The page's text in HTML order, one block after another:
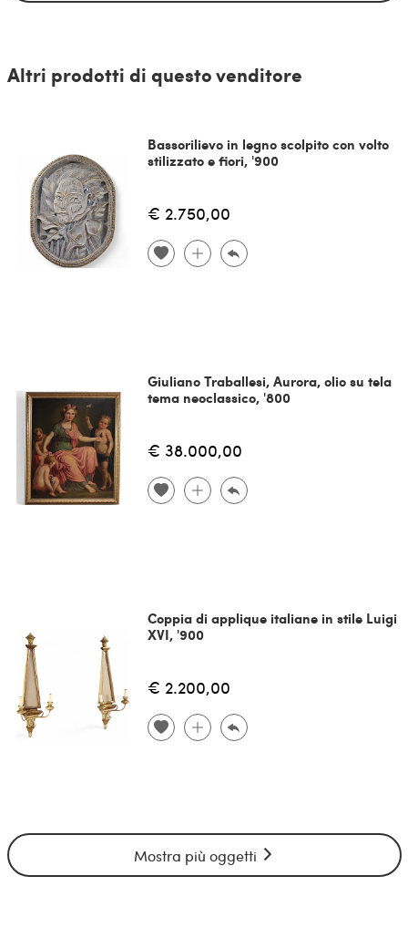
Altri prodotti di questo venditore
Bassorilievo in legno scolpito con volto
stilizzato e fiori, '900
€ 2.750,00
Giuliano Traballesi, Aurora, olio su tela
tema neoclassico, '800
€ 38.000,00
Coppia di applique italiane in stile Luigi
XVI, '900
€ 2.200,00
Mostra più oggetti